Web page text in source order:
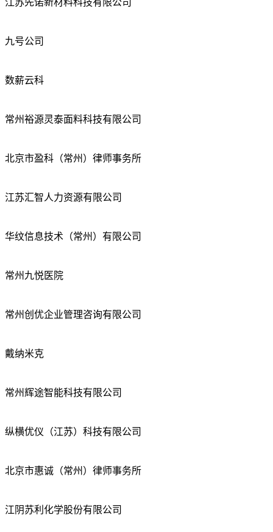
九号公司
数薪云科
常州裕源灵泰面料科技有限公司
北京市盈科（常州）律师事务所
江苏汇智人力资源有限公司
华纹信息技术（常州）有限公司
常州九悦医院
常州创优企业管理咨询有限公司
戴纳米克
常州辉途智能科技有限公司
纵横优仪（江苏）科技有限公司
北京市惠诚（常州）律师事务所
江阴苏利化学股份有限公司